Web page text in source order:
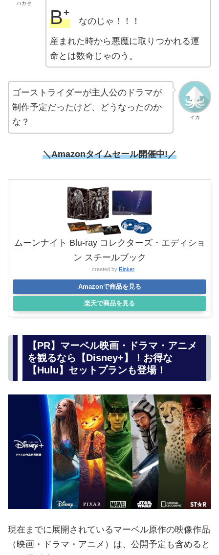
ハカセ
B⁺なのじゃ！！！
産まれた時から悪魔に取りつかれる運
命とは数奇じゃのう。
イカ
ゴーストライダーが主人公のドラマが
制作予定だったけど、どうなったのか
な？
＼Amazonタイムセール開催中!／
ムーンナイト Blu-ray コレクターズ・エディショ
ン スチールブック
created by Rinker
Amazonで商品を見る
楽天で商品を見る
【PR】マーベル映画・ドラマ・アニメ
を観るなら【Disney+】！お得な
【Hulu】セットプランも登場！
現在までに展開されているマーベル原作の映像作品
（映画・ドラマ・アニメ）は、公開予定も含めると